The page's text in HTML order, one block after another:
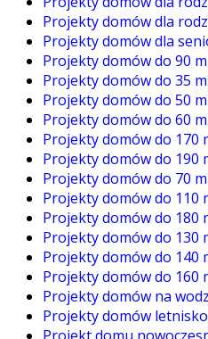
Projekty domów dla
Projekty domów dla
Projekty domów do 90
Projekty domów do 35
Projekty domów do 50
Projekty domów do 60
Projekty domów do 170
Projekty domów do 190
Projekty domów do 70
Projekty domów do 110
Projekty domów do 180
Projekty domów do 130
Projekty domów do 140
Projekty domów do 160
Projekty domów na
Projekty domów